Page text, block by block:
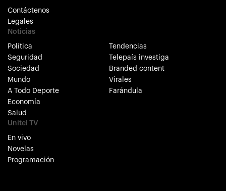
Contáctenos
Legales
Noticias
Política
Seguridad
Sociedad
Mundo
A Todo Deporte
Economía
Salud
Tendencias
Telepaís investiga
Branded content
Virales
Farándula
Unitel TV
En vivo
Novelas
Programación